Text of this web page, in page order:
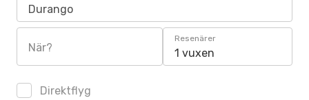
Durango
När?
Resenärer
1 vuxen
Direktflyg